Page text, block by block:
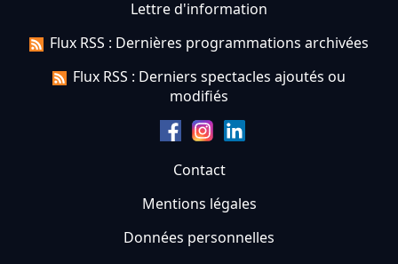
Lettre d'information
Flux RSS : Dernières programmations archivées
Flux RSS : Derniers spectacles ajoutés ou
modifiés
Contact
Mentions légales
Données personnelles